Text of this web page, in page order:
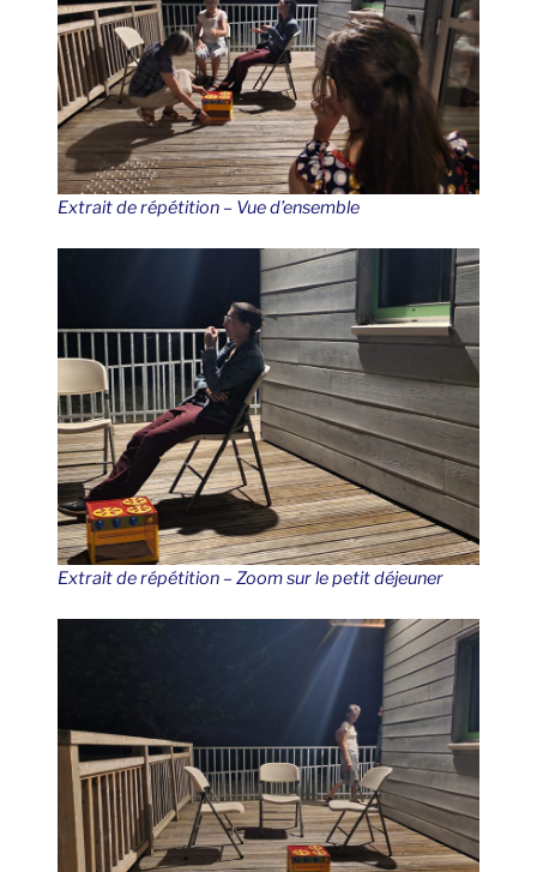
Extrait de répétition – Vue d’ensemble
Extrait de répétition – Zoom sur le petit déjeuner